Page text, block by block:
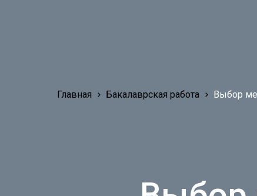
Главная Бакалаврская работа Выбор